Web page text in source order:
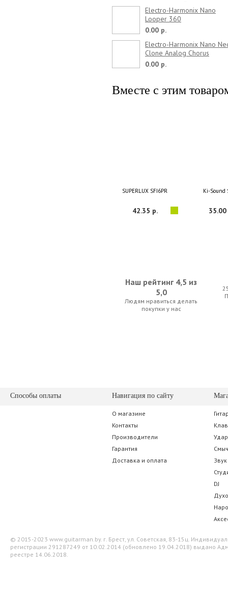
Electro-Harmonix Nano
Looper 360
0.00 р.
Electro-Harmonix Nano
Clone Analog Chorus
0.00 р.
Вместе с этим
SUPERLUX SFI6PR
42.35 р.
Ki-Sound
35.00
Stagg SYC3/PS2CM E
38.50 р.
Наш рейтинг 4,5 из
5,0
Людям нравиться делать
покупки у нас
Способы оплаты Навигация по сайту
О магазине
Контакты
Производители
Гарантия
Доставка и оплата
Звук
DJ
© 2015-2023 www.guitarman.by. г. Брест, ул. Советская, 83-15ц.
регистрации 291287249 от 10.02.2014 (обновлено 19.04.2018) выдано
реестре 14.06.2018.